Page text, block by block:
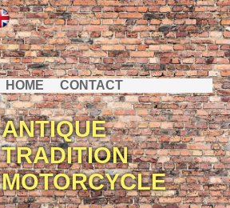
HOME CONTACT
ANTIQUE
TRADITION
MOTORCYCLE